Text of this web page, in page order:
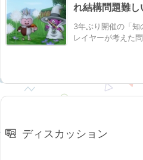
れ結構問題難し
3年ぶり開催の「
レイヤーが考えた
ディスカッション